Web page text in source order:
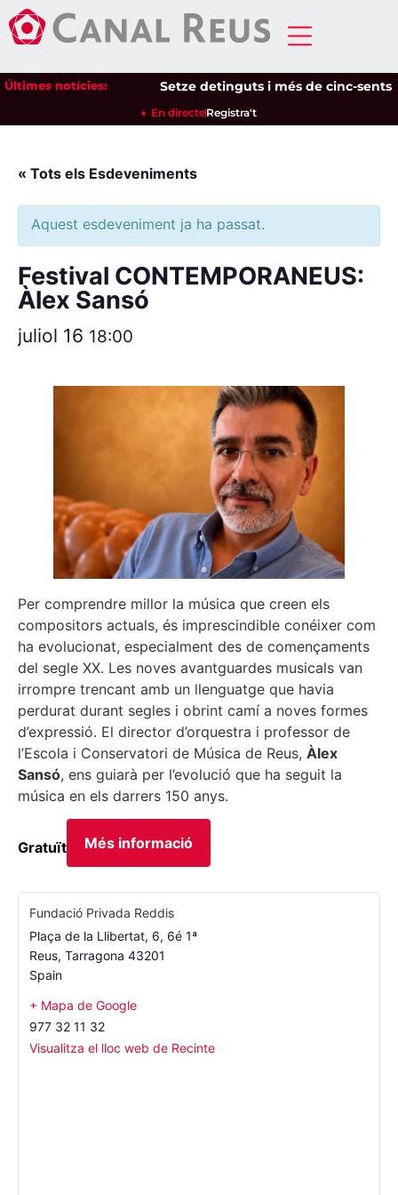
Últimes notícies: Setze detinguts i més de cinc-
En directeRegistra't
« Tots els Esdeveniments
Aquest esdeveniment ja ha passat.
Festival CONTEMPORANEUS:
Àlex Sansó
juliol 16 18:00
Per comprendre millor la música que creen els
compositors actuals, és imprescindible conéixer com
ha evolucionat, especialment des de començaments
del segle XX. Les noves avantguardes musicals van
irrompre trencant amb un llenguatge que havia
perdurat durant segles i obrint camí a noves formes
d’expressió. El director d’orquestra i professor de
l’Escola i Conservatori de Música de Reus, Àlex
Sansó, ens guiarà per l’evolució que ha seguit la
música en els darrers 150 anys.
Gratuït Més informació
Fundació Privada Reddis
Plaça de la Llibertat, 6, 6é 1ª
Reus, Tarragona 43201
Spain
+ Mapa de Google
977 32 11 32
Visualitza el lloc web de Recinte